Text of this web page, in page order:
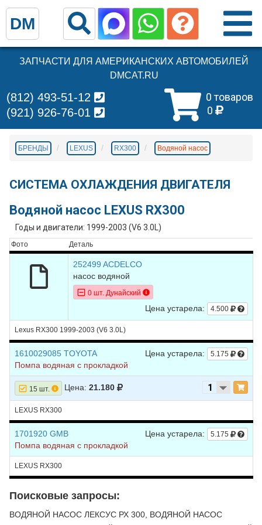
ЗАПЧАСТИ ДЛЯ АМЕРИКАНСКИХ АВТОМОБИЛЕЙ
DMCAT.RU
0 товаров
0
(812) 493-51-12
(921) 926-76-01
БРЕНДЫ LEXUS RX300 Водяной насос
СИСТЕМА ОХЛАЖДЕНИЯ ДВИГАТЕЛЯ
Водяной насос LEXUS RX300
Годы и двигатели: 1999-2003 (V6 3.0L)
Фото Деталь
252499 ACDELCO
насос водяной
0 шт. Дунайский
Цена устарела: 4.500
Lexus RX300 1999-2003 (V6 3.0L)
Цена устарела: 5.175
1610029085 TOYOTA
Помпа водяная с прокладкой
15 шт. Цена: 21.180
LEXUS RX300
Цена устарела: 5.175
1701920 GMB
Помпа водяная с прокладкой
LEXUS RX300
Поисковые запросы:
ВОДЯНОЙ НАСОС ЛЕКСУС РХ 300, ВОДЯНОЙ НАСОС
DM